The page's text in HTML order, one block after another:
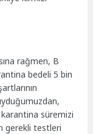
rağmen, B
bedeli 5 bin
süremizi
gerekli testleri